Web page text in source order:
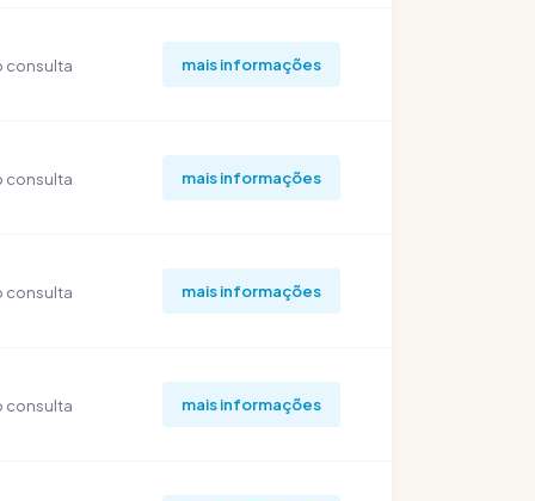
consulta mais informações
consulta mais informações
consulta mais informações
consulta mais informações